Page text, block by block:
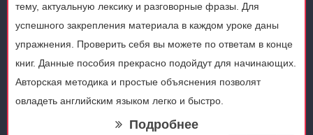
тему, актуальную лексику и разговорные фразы. Для
успешного закрепления материала в каждом уроке даны
упражнения. Проверить себя вы можете по ответам в конце
книг. Данные пособия прекрасно подойдут для начинающих.
Авторская методика и простые объяснения позволят
овладеть английским языком легко и быстро.
Подробнее